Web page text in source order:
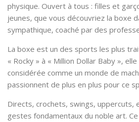
physique. Ouvert à tous : filles et
jeunes, que vous découvriez la boxe
sympathique, coaché par des
La boxe est un des sports les plus
« Rocky » à « Million Dollar Baby »,
considérée comme un monde de
passionnent de plus en plus pour ce
Directs, crochets, swings, uppercuts,
gestes fondamentaux du noble art.